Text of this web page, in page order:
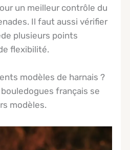
un meilleur contrôle du
Il faut aussi vérifier
plusieurs points
flexibilité.
modèles de harnais ?
français se
modèles.